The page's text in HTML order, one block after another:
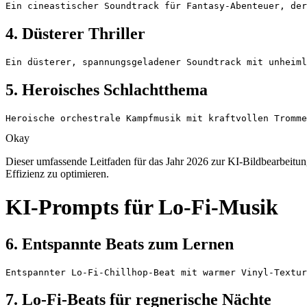
Ein cineastischer Soundtrack für Fantasy-Abenteuer,
4. Düsterer Thriller
Ein düsterer, spannungsgeladener Soundtrack mit
5. Heroisches Schlachtthema
Heroische orchestrale Kampfmusik mit kraftvollen
Okay
Dieser umfassende Leitfaden für das Jahr 2026 zur KI-
Effizienz zu optimieren.
KI-Prompts für Lo-Fi-Musik
6. Entspannte Beats zum Lernen
Entspannter Lo-Fi-Chillhop-Beat mit warmer Vinyl-
7. Lo-Fi-Beats für regnerische Nächte